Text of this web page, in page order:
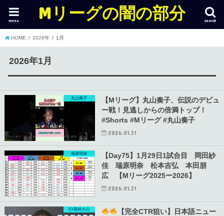
Mリーグの闇の部分 search
menu
HOME 2026年 1月
2026年1月
丸山奏子
【Mリーグ】丸山奏子、伝説のデビュ
ー戦！見逃しからの倍満トップ！
#Shorts #Mリーグ #丸山奏子
2026.01.31
瑞原明奈
【Day75】1月29日1試合目 岡田紗
佳 瑞原明奈 松本吉弘 本田朋
広 【Mリーグ2025ー2026】
2026.01.31
EX風林火山
【完全CTR狙い】日本語ニュー